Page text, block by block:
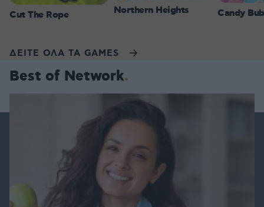
Cut The Rope Northern Heights Candy
ΔΕΙΤΕ ΟΛΑ ΤΑ GAMES
Best of Network